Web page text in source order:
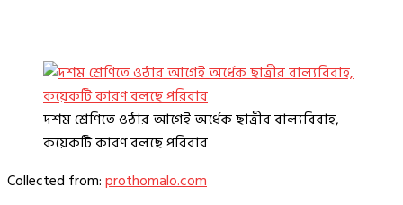
দশম শ্রেণিতে ওঠার আগেই অর্ধেক ছাত্রীর বাল্যবিবাহ,
কয়েকটি কারণ বলছে পরিবার
Collected from:prothomalo.com